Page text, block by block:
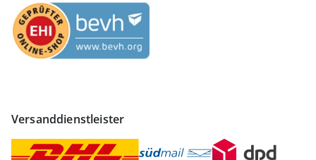
Versanddienstleister